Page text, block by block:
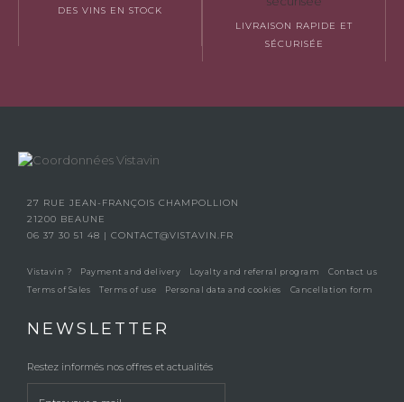
DES VINS EN STOCK
LIVRAISON RAPIDE ET
SÉCURISÉE
27 RUE JEAN-FRANÇOIS CHAMPOLLION
21200 BEAUNE
06 37 30 51 48 | CONTACT@VISTAVIN.FR
Vistavin ? Payment and delivery Loyalty and referral program
Contact us
Terms of Sales
Terms of use Personal data and cookies Cancellation form
NEWSLETTER
Restez informés nos offres et actualités